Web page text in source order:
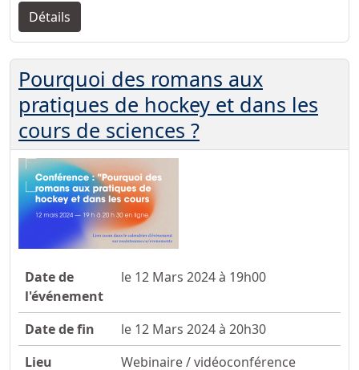
Détails
Pourquoi des romans aux
pratiques de hockey et dans les
cours de sciences ?
Date de
l'événement
le 12 Mars 2024 à 19h00
Date de fin
le 12 Mars 2024 à 20h30
Lieu
Webinaire / vidéoconférence